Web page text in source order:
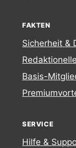
FAKTEN
Sicherheit &
Basis-
SERVICE
Hilfe &